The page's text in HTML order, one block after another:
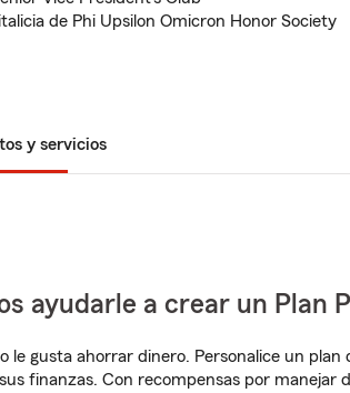
de Phi Upsilon Omicron Honor Society
y servicios
ayudarle a crear un Plan
le gusta ahorrar dinero. Personalice un
finanzas. Con recompensas por